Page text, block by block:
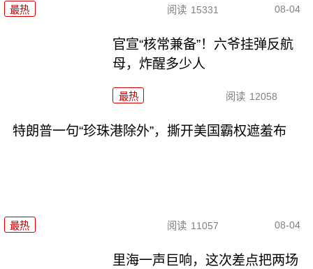
最热 阅读 15331 08-04
官宣“核常兼备”！六爷挂弹反航
母，炸醒多少人
最热 阅读 12058
特朗普一句“珍珠港除外”，撕开美国霸权遮羞布
最热 阅读 11057 08-04
里海一声巨响，这次差点把两场